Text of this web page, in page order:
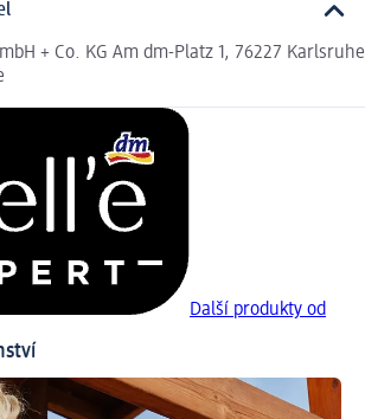
+ Co. KG Am dm-Platz 1, 76227 Karlsruhe
Další produkty od